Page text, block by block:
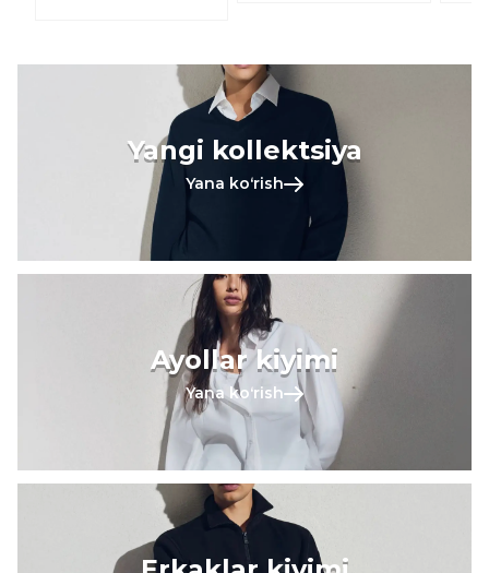
Yangi kollektsiya
Yana koʻrish
Ayollar kiyimi
Yana koʻrish